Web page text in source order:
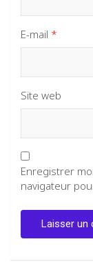
E-mail *
Site web
Enregistrer
navigateur